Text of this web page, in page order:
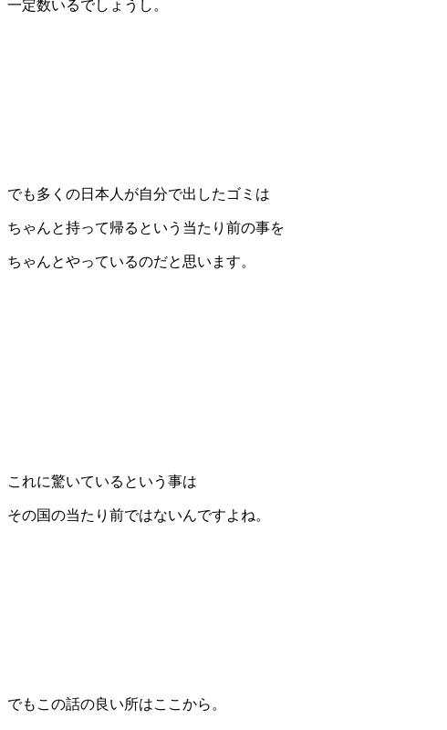
一定数いるでしょうし。
でも多くの日本人が自分で出したゴミは
ちゃんと持って帰るという当たり前の事を
ちゃんとやっているのだと思います。
これに驚いているという事は
その国の当たり前ではないんですよね。
でもこの話の良い所はここから。